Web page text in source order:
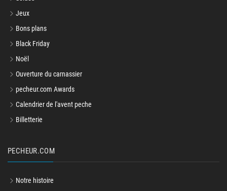
Jeux
Bons plans
Black Friday
Noël
Ouverture du carnassier
pecheur.com Awards
Calendrier de l'avent peche
Billetterie
PECHEUR.COM
Notre histoire